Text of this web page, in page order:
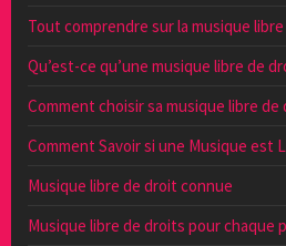
Tout comprendre sur la musique
Qu’est-ce qu’une musique libre de
Comment choisir sa musique libre de
Comment Savoir si une Musique est
Musique libre de droit connue
Musique libre de droits pour chaque